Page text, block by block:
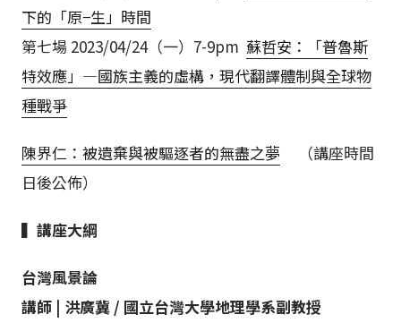
下的「原−生」時間
第七場 2023/04/24（一）7-9pm 蘇哲安：「普魯斯
特效應」—國族主義的虛構，現代翻譯體制與全球物
種戰爭
陳界仁：被遺棄與被驅逐者的無盡之夢 （講座時間
日後公佈）
▍講座大綱
台灣風景論
講師 | 洪廣冀 / 國立台灣大學地理學系副教授